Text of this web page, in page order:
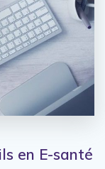
en E-santé